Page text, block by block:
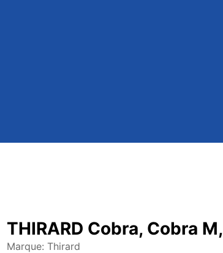
THIRARD Cobra, Cobra
Marque: Thirard